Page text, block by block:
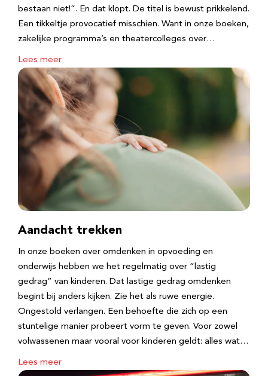
bestaan niet!”. En dat klopt. De titel is bewust prikkelend.
Een tikkeltje provocatief misschien. Want in onze boeken,
zakelijke programma’s en theatercolleges over…
Lees meer
Aandacht trekken
In onze boeken over omdenken in opvoeding en
onderwijs hebben we het regelmatig over “lastig
gedrag” van kinderen. Dat lastige gedrag omdenken
begint bij anders kijken. Zie het als ruwe energie.
Ongestold verlangen. Een behoefte die zich op een
stuntelige manier probeert vorm te geven. Voor zowel
volwassenen maar vooral voor kinderen geldt: alles wat…
Lees meer